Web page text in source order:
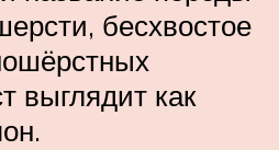
бесхвостое
выглядит как